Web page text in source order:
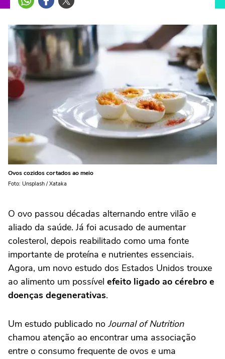
Ovos cozidos cortados ao meio
Foto: Unsplash / Xataka
O ovo passou décadas alternando entre vilão e
aliado da saúde. Já foi acusado de aumentar
colesterol, depois reabilitado como uma fonte
importante de proteína e nutrientes essenciais.
Agora, um novo estudo dos Estados Unidos trouxe
ao alimento um possível efeito ligado ao cérebro e
doenças degenerativas.
Um estudo publicado no Journal of Nutrition
chamou atenção ao encontrar uma associação
entre o consumo frequente de ovos e uma